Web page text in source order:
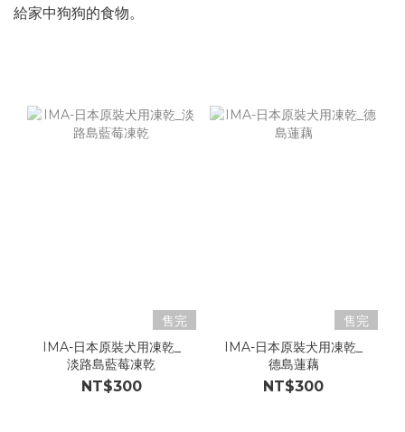
給家中狗狗的食物。
售完
IMA-日本原裝犬用凍乾_
淡路島藍莓凍乾
NT$300
售完
IMA-日本原裝犬用凍乾_
德島蓮藕
NT$300